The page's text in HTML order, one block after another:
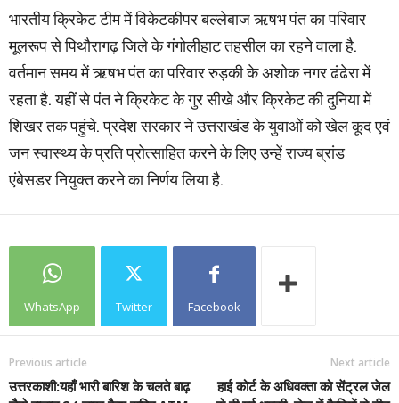
भारतीय क्रिकेट टीम में विकेटकीपर बल्लेबाज ऋषभ पंत का परिवार
मूलरूप से पिथौरागढ़ जिले के गंगोलीहाट तहसील का रहने वाला है.
वर्तमान समय में ऋषभ पंत का परिवार रुड़की के अशोक नगर ढंढेरा में
रहता है. यहीं से पंत ने क्रिकेट के गुर सीखे और क्रिकेट की दुनिया में
शिखर तक पहुंचे. प्रदेश सरकार ने उत्तराखंड के युवाओं को खेल कूद एवं
जन स्वास्थ्य के प्रति प्रोत्साहित करने के लिए उन्हें राज्य ब्रांड
एंबेसडर नियुक्त करने का निर्णय लिया है.
WhatsApp Twitter Facebook
Previous article
उत्तरकाशी:यहाँ भारी बारिश के चलते बाढ़
Next article
हाई कोर्ट के अधिवक्ता को सेंट्रल जेल